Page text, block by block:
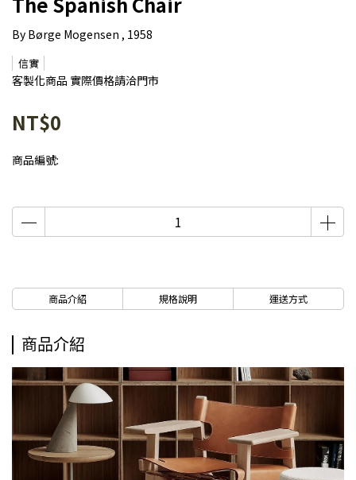
By Børge Mogensen , 1958
信實
客製化商品 實際價格請洽門市
NT$0
商品編號:
商品介紹 規格說明 運送方式
商品介紹